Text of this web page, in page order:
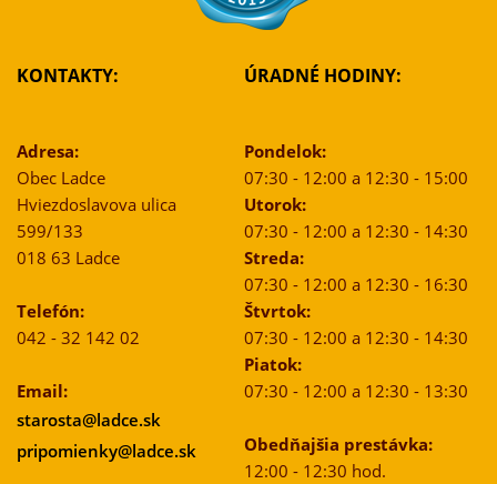
KONTAKTY:
Adresa:
Obec Ladce
Hviezdoslavova ulica
599/133
018 63 Ladce
Telefón:
042 - 32 142 02
Email:
starosta@ladce.sk
pripomienky@ladce.sk
ÚRADNÉ HODINY:
Pondelok:
07:30 - 12:00 a 12:30 - 15:00
Utorok:
07:30 - 12:00 a 12:30 - 14:30
Streda:
07:30 - 12:00 a 12:30 - 16:30
Štvrtok:
07:30 - 12:00 a 12:30 - 14:30
Piatok:
07:30 - 12:00 a 12:30 - 13:30
Obedňajšia prestávka:
12:00 - 12:30 hod.